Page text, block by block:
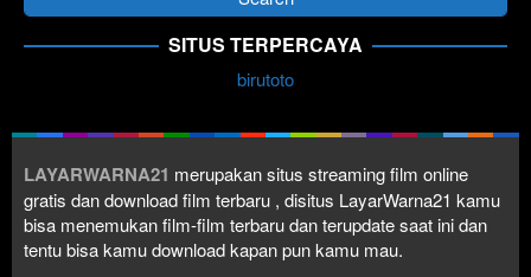
SITUS TERPERCAYA
birutoto
LAYARWARNA21 merupakan situs streaming film online
gratis dan download film terbaru , disitus LayarWarna21 kamu
bisa menemukan film-film terbaru dan terupdate saat ini dan
tentu bisa kamu download kapan pun kamu mau.